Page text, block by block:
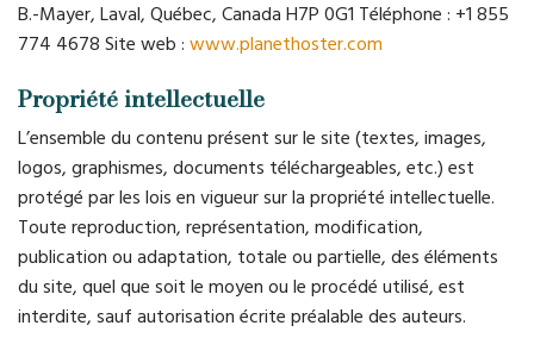
B.-Mayer, Laval, Québec, Canada H7P 0G1 Téléphone : +1 855
774 4678 Site web : www.planethoster.com
Propriété intellectuelle
L’ensemble du contenu présent sur le site (textes, images,
logos, graphismes, documents téléchargeables, etc.) est
protégé par les lois en vigueur sur la propriété intellectuelle.
Toute reproduction, représentation, modification,
publication ou adaptation, totale ou partielle, des éléments
du site, quel que soit le moyen ou le procédé utilisé, est
interdite, sauf autorisation écrite préalable des auteurs.